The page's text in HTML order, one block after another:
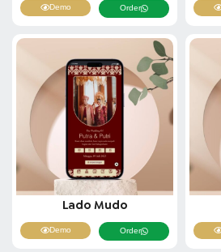
Demo Order
Lado Mudo
Demo Order